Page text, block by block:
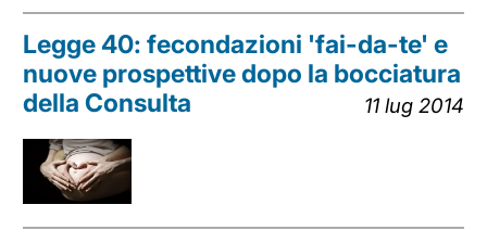
Legge 40: fecondazioni 'fai-da-te' e
nuove prospettive dopo la bocciatura
della Consulta
11 lug 2014